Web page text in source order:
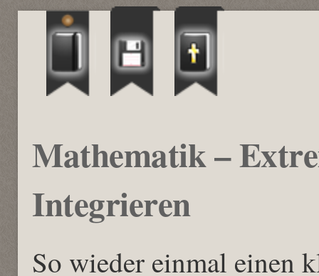
Mathematik –
Integrieren
So wieder einmal einen